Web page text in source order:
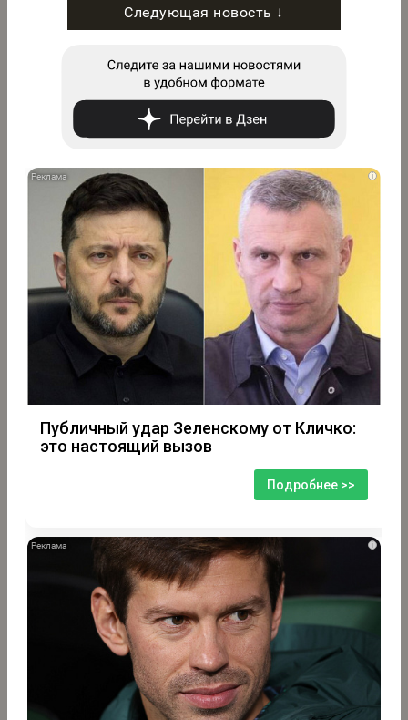
Следующая новость ↓
i
Публичный удар Зеленскому от Кличко:
это настоящий вызов
Подробнее >>
i